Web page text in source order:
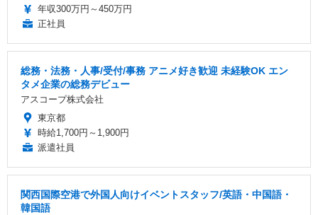
年収300万円～450万円
正社員
総務・法務・人事/受付/事務 アニメ好き歓迎 未経験OK エン
タメ企業の総務デビュー
アスコープ株式会社
東京都
時給1,700円～1,900円
派遣社員
関西国際空港で外国人向けイベントスタッフ/英語・中国語・
韓国語